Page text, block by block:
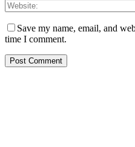
Save my name, email, and
time I comment.